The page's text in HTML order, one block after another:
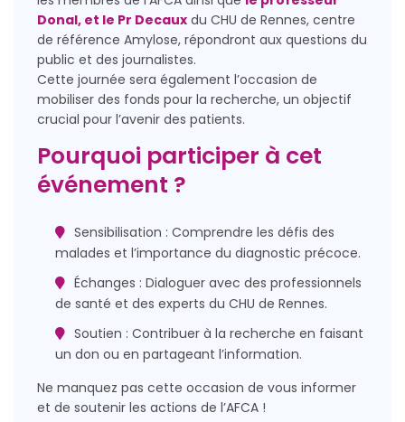
Donal, et le Pr Decaux du CHU de Rennes, centre
de référence Amylose, répondront aux questions du
public et des journalistes.
Cette journée sera également l’occasion de
mobiliser des fonds pour la recherche, un objectif
crucial pour l’avenir des patients.
Pourquoi participer à cet
événement ?
Sensibilisation : Comprendre les défis des
malades et l’importance du diagnostic précoce.
Échanges : Dialoguer avec des professionnels
de santé et des experts du CHU de Rennes.
Soutien : Contribuer à la recherche en faisant
un don ou en partageant l’information.
Ne manquez pas cette occasion de vous informer
et de soutenir les actions de l’AFCA !